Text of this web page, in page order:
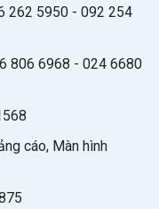
262 5950 - 092 254
806 6968 - 024 6680
cáo, Màn hình